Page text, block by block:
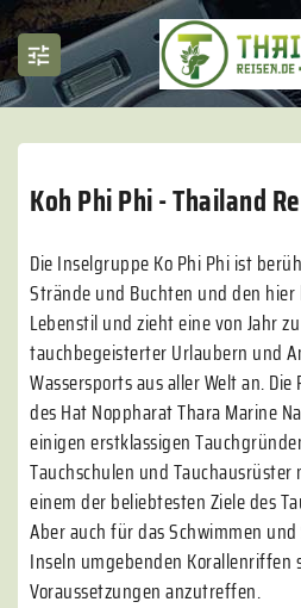
Koh Phi Phi - Thailand
Die Inselgruppe Ko Phi Phi ist
Strände und Buchten und den
Lebenstil und zieht eine von Jahr
tauchbegeisterter Urlaubern und
Wassersports aus aller Welt an.
des Hat Noppharat Thara Marine
einigen erstklassigen
Tauchschulen und Tauchausrüster
einem der beliebtesten Ziele des
Aber auch für das Schwimmen
Inseln umgebenden Korallenriffen
Voraussetzungen anzutreffen.